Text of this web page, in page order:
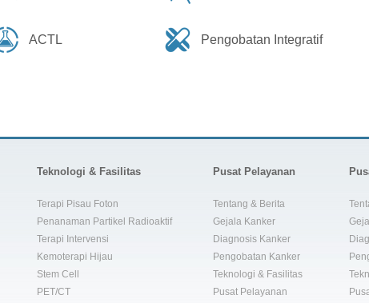
ACTL Pengobatan Integratif
Teknologi & Fasilitas
Terapi Pisau Foton
Penanaman Partikel Radioaktif
Terapi Intervensi
Kemoterapi Hijau
Stem Cell
PET/CT
Pusat Pelayanan
Tentang & Berita
Gejala Kanker
Diagnosis Kanker
Pengobatan Kanker
Teknologi & Fasilitas
Pusat Pelayanan